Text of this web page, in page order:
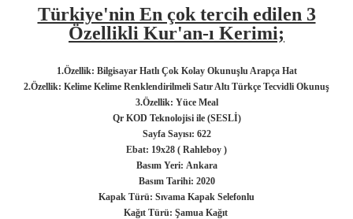
Türkiye'nin En çok tercih edilen 3
Özellikli Kur'an-ı Kerimi;
1.Özellik: Bilgisayar Hatlı Çok Kolay Okunuşlu Arapça Hat
2.Özellik: Kelime Kelime Renklendirilmeli Satır Altı Türkçe Tecvidli Okunuş
3.Özellik: Yüce Meal
Qr KOD Teknolojisi ile (SESLİ)
Sayfa Sayısı: 622
Ebat: 19x28 ( Rahleboy )
Basım Yeri: Ankara
Basım Tarihi: 2020
Kapak Türü: Sıvama Kapak Selefonlu
Kağıt Türü: Şamua Kağıt